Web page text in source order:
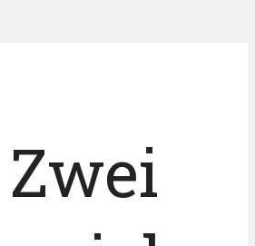
Zwei